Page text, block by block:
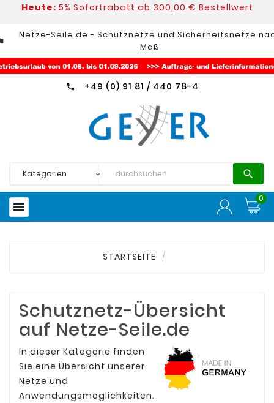
Heute: 5% Sofortrabatt ab 300,00 € Bestellwert
Netze-Seile.de - Schutznetze und Sicherheitsnetze
Maß
 +49 (0) 91 81 / 440 78-4


0
STARTSEITE
Schutznetz-Übersicht
auf Netze-Seile.de
In dieser Kategorie finden
Sie eine Übersicht unserer
Netze und
Anwendungsmöglichkeiten.